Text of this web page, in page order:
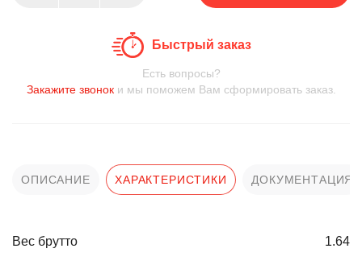
Быстрый заказ
Есть вопросы?
Закажите звоноки мы поможем Вам сформировать заказ.
ОПИСАНИЕ ХАРАКТЕРИСТИКИ ДОКУМЕНТАЦИЯ
Вес брутто 1.64